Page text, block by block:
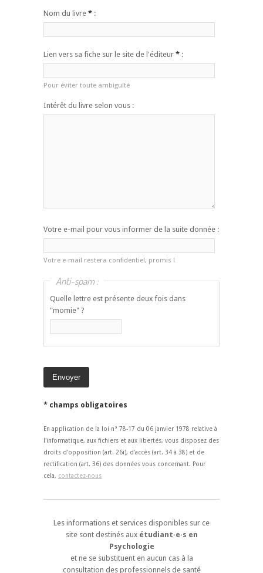
Nom du livre * :
Lien vers sa fiche sur le site de l'éditeur * :
Pour éviter toute ambiguïté
Intérêt du livre selon vous :
Votre e-mail pour vous informer de la suite donnée :
Votre e-mail restera confidentiel, promis !
Anti-spam :
Quelle lettre est présente deux fois dans
"momie" ?
* champs obligatoires
En application de la loi n° 78-17 du 06 janvier 1978 relative à
l'informatique, aux fichiers et aux libertés, vous disposez des
droits d'opposition (art. 26i), d'accès (art. 34 à 38) et de
rectification (art. 36) des données vous concernant. Pour
cela, contactez-nous
Les informations et services disponibles sur ce
site sont destinés aux étudiant·e·s en
Psychologie
et ne se substituent en aucun cas à la
consultation des professionnels de santé